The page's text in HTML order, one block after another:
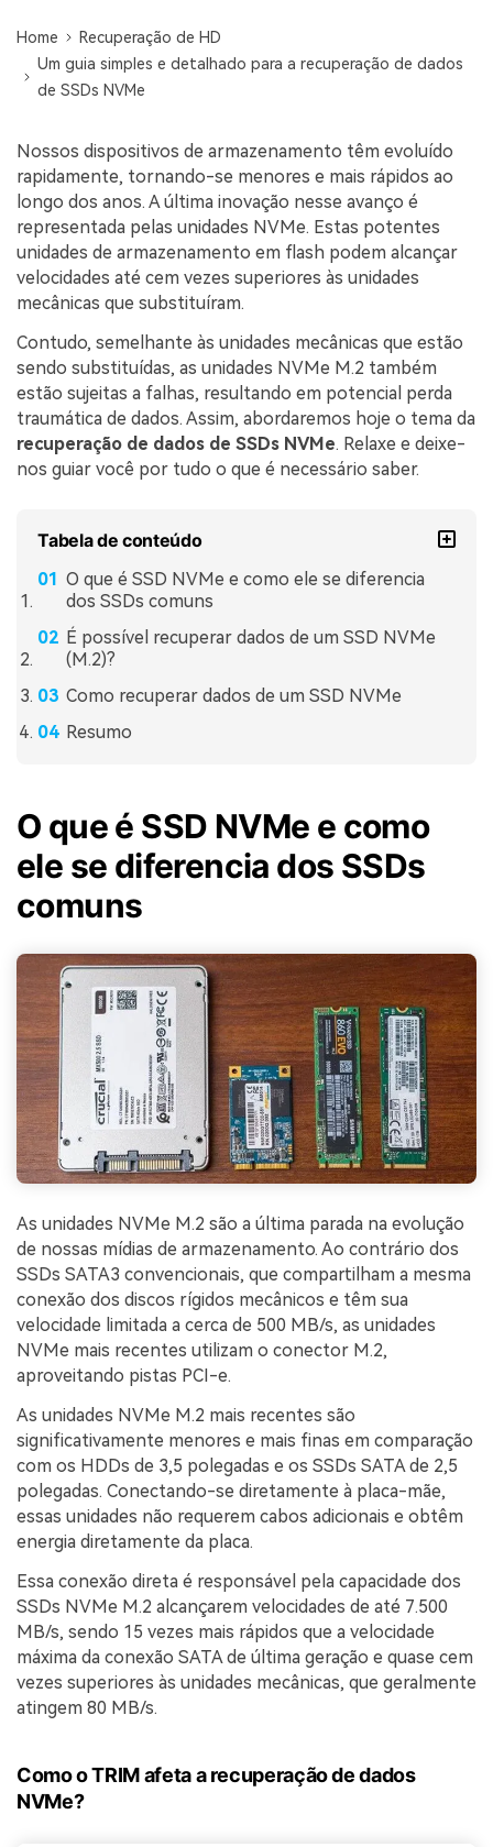
Recoverit Grátis
Teste Grátis
Outros Produtos
UBackit - Backup de Dados
Teste Online
Home
Recuperação de HD
Um guia simples e detalhado para a recuperação de dados
de SSDs NVMe
Nossos dispositivos de armazenamento têm evoluído
rapidamente, tornando-se menores e mais rápidos ao
longo dos anos. A última inovação nesse avanço é
representada pelas unidades NVMe. Estas potentes
unidades de armazenamento em flash podem alcançar
velocidades até cem vezes superiores às unidades
mecânicas que substituíram.
Contudo, semelhante às unidades mecânicas que estão
sendo substituídas, as unidades NVMe M.2 também
estão sujeitas a falhas, resultando em potencial perda
traumática de dados. Assim, abordaremos hoje o tema da
recuperação de dados de SSDs NVMe. Relaxe e deixe-
nos guiar você por tudo o que é necessário saber.
Tabela de conteúdo
O que é SSD NVMe e como ele se diferencia
dos SSDs comuns
É possível recuperar dados de um SSD NVMe
(M.2)?
Como recuperar dados de um SSD NVMe
Resumo
O que é SSD NVMe e como
ele se diferencia dos SSDs
comuns
As unidades NVMe M.2 são a última parada na evolução
de nossas mídias de armazenamento. Ao contrário dos
SSDs SATA3 convencionais, que compartilham a mesma
conexão dos discos rígidos mecânicos e têm sua
velocidade limitada a cerca de 500 MB/s, as unidades
NVMe mais recentes utilizam o conector M.2,
aproveitando pistas PCI-e.
As unidades NVMe M.2 mais recentes são
significativamente menores e mais finas em comparação
com os HDDs de 3,5 polegadas e os SSDs SATA de 2,5
polegadas. Conectando-se diretamente à placa-mãe,
essas unidades não requerem cabos adicionais e obtêm
energia diretamente da placa.
Essa conexão direta é responsável pela capacidade dos
SSDs NVMe M.2 alcançarem velocidades de até 7.500
MB/s, sendo 15 vezes mais rápidos que a velocidade
máxima da conexão SATA de última geração e quase cem
vezes superiores às unidades mecânicas, que geralmente
atingem 80 MB/s.
Como o TRIM afeta a recuperação de dados
NVMe?